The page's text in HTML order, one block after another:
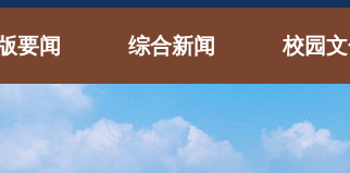
要闻 综合新闻 校园